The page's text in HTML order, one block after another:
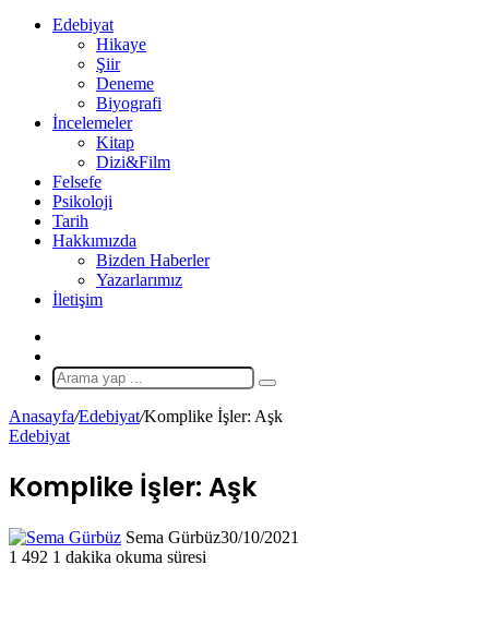
Edebiyat
Hikaye
Şiir
Deneme
Biyografi
İncelemeler
Kitap
Dizi&Film
Felsefe
Psikoloji
Tarih
Hakkımızda
Bizden Haberler
Yazarlarımız
İletişim
Makale
Arama
yap
...
Anasayfa/Edebiyat/Komplike İşler: Aşk
Edebiyat
Komplike İşler: Aşk
Sema Gürbüz30/10/2021
1 492 1 dakika okuma süresi